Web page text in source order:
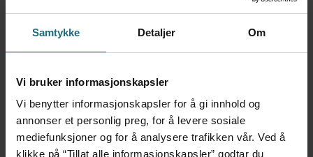
Samtykke Detaljer Om
Vi bruker informasjonskapsler
Vi benytter informasjonskapsler for å gi innhold og
annonser et personlig preg, for å levere sosiale
mediefunksjoner og for å analysere trafikken vår. Ved å
klikke på “Tillat alle informasjonskapsler” godtar du
Feilmedisinert i 18 år – får
millionerstatning